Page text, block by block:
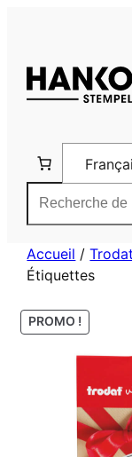
Accueil /
Étiquettes
PROMO !